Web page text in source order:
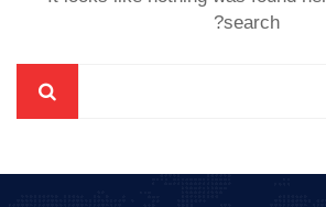
search?